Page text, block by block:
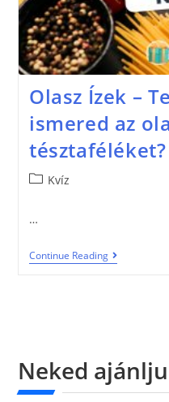
Olasz Ízek –
ismered az
tésztaféléket?
Kvíz
…
Continue Reading
Neked